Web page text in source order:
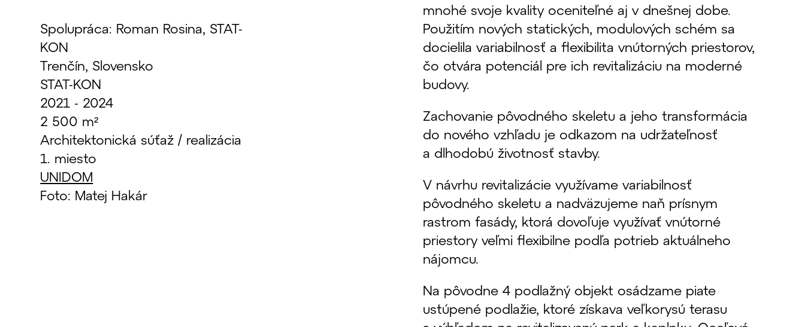
Spolupráca: Roman Rosina, STAT-
KON
Trenčín, Slovensko
STAT-KON
2021 - 2024
2 500 m²
Architektonická súťaž / realizácia
1. miesto
UNIDOM
Foto: Matej Hakár
mnohé svoje kvality oceniteľné aj v dnešnej dobe.
Použitím nových statických, modulových schém sa
docielila variabilnosť a flexibilita vnútorných priestorov,
čo otvára potenciál pre ich revitalizáciu na moderné
budovy.
Zachovanie pôvodného skeletu a jeho transformácia
do nového vzhľadu je odkazom na udržateľnosť
a dlhodobú životnosť stavby.
V návrhu revitalizácie využívame variabilnosť
pôvodného skeletu a nadväzujeme naň prísnym
rastrom fasády, ktorá dovoľuje využívať vnútorné
priestory veľmi flexibilne podľa potrieb aktuálneho
nájomcu.
Na pôvodne 4 podlažný objekt osádzame piate
ustúpené podlažie, ktoré získava veľkorysú terasu